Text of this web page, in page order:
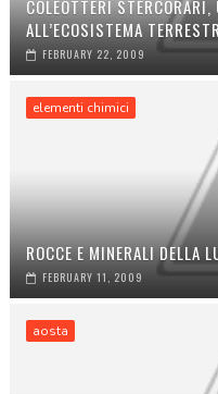
COLEOTTERI STERCORARI,
ALL’ECOSISTEMA
FEBRUARY 22, 2009
elementi chimici
ROCCE E MINERALI DELLA
FEBRUARY 11, 2009
aosta